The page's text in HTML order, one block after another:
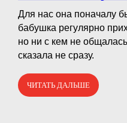
Для нас она поначалу
бабушка регулярно
но ни с кем не
сказала не сразу.
ЧИТАТЬ ДАЛЬШЕ